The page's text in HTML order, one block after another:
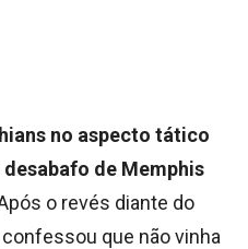
no aspecto tático
de Memphis
o revés diante do
que não vinha